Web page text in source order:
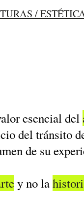
/
esencial del
del tránsito
de su
y no la